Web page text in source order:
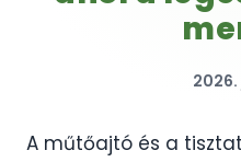
A műtőajtó és a